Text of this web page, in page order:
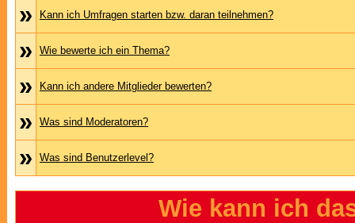
» Kann ich Umfragen starten bzw. daran teilnehmen?
» Wie bewerte ich ein Thema?
» Kann ich andere Mitglieder bewerten?
» Was sind Moderatoren?
» Was sind Benutzerlevel?
Wie kann ich